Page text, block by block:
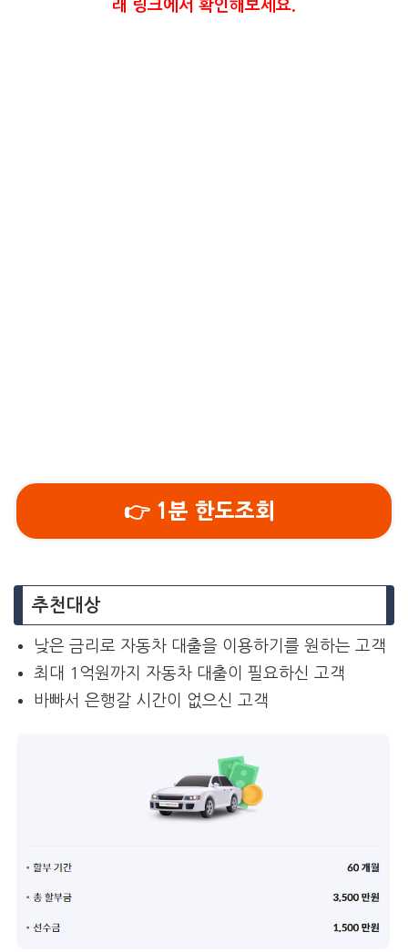
래 링크에서 확인해보세요.
👉 1분 한도조회
추천대상
낮은 금리로 자동차 대출을 이용하기를 원하는 고객
최대 1억원까지 자동차 대출이 필요하신 고객
바빠서 은행갈 시간이 없으신 고객